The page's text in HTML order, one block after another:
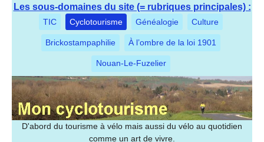
Les sous-domaines du site (= rubriques principales) :
TIC Cyclotourisme Généalogie Culture
Brickostampaphilie À l’ombre de la loi 1901
Nouan-Le-Fuzelier
D'abord du tourisme à vélo mais aussi du vélo au quotidien
comme un art de vivre.